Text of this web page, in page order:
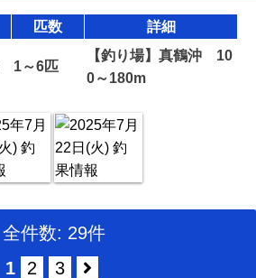
匹数 詳細
1～6匹
【釣り場】真鶴沖 10
0～180m
全件数: 29件
1
2 3